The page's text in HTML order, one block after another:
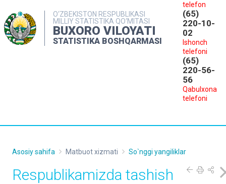
O‘ZBEKISTON RESPUBLIKASI
MILLIY STATISTIKA QO‘MITASI
BUXORO VILOYATI
STATISTIKA BOSHQARMASI
telefon
(65)
220-10-
02
Ishonch
telefoni
(65)
220-56-
56
Qabulxona
telefoni
MATBUOT XIZMATI
MUROJAATLAR
Asosiy sahifa Matbuot xizmati So`nggi yangiliklar
Respublikamizda tashish